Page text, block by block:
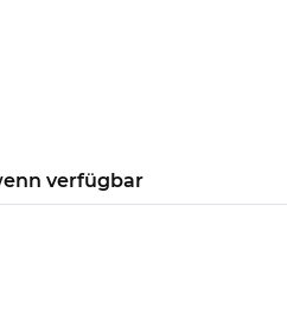
verfügbar